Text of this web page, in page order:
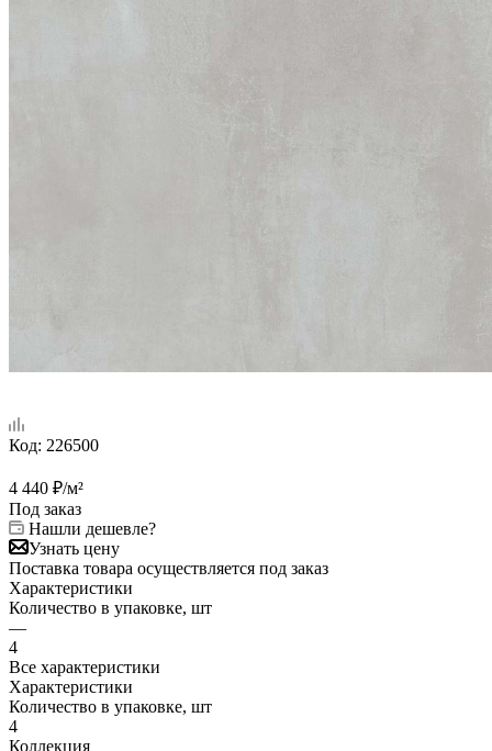
Код: 226500
4 440 ₽/м²
Под заказ
Нашли дешевле?
Узнать цену
Поставка товара осуществляется под заказ
Характеристики
Количество в упаковке, шт
—
4
Все характеристики
Характеристики
Количество в упаковке, шт
4
Коллекция